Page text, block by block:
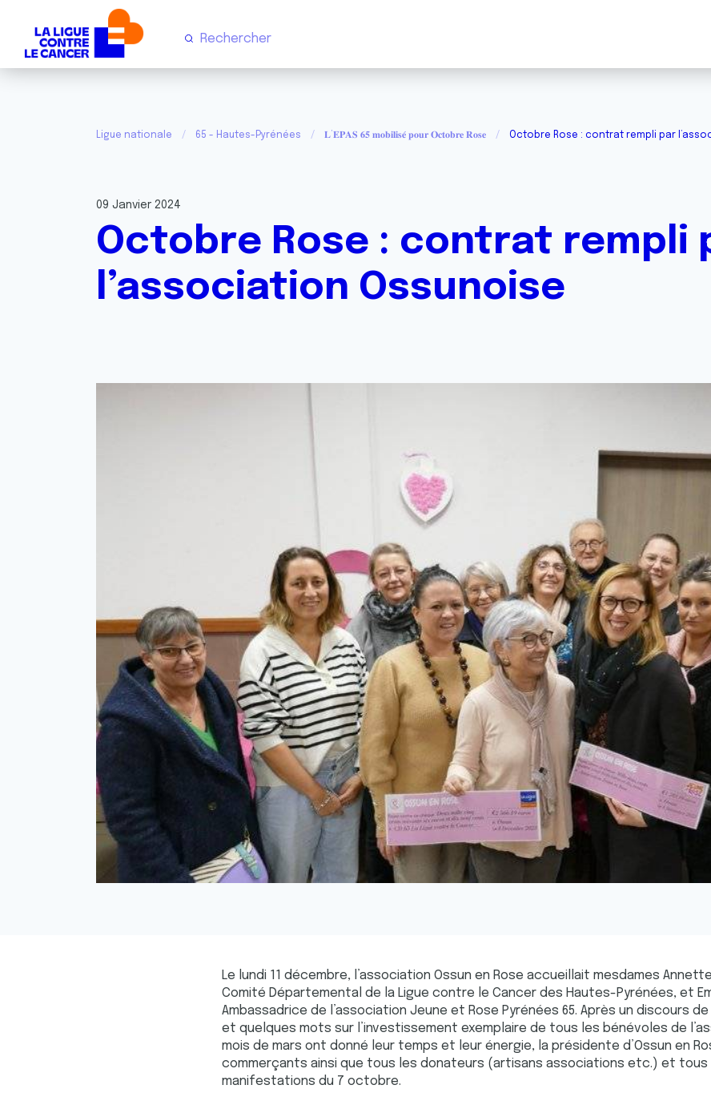
Ligue nationale 65 - Hautes-Pyrénées 𝐋’𝐄𝐏𝐀𝐒 𝟔𝟓 𝐦𝐨𝐛𝐢𝐥𝐢𝐬𝐞́ 𝐩𝐨𝐮𝐫 𝐎𝐜𝐭𝐨𝐛𝐫𝐞 𝐑𝐨𝐬𝐞 Octobre Rose : contrat rempli par
09 Janvier 2024
Octobre Rose : contrat rempli
l’association Ossunoise
Le lundi 11 décembre, l’association Ossun en Rose accueillait mesdames
Comité Départemental de la Ligue contre le Cancer des Hautes-Pyrénées, et
Ambassadrice de l’association Jeune et Rose Pyrénées 65. Après un discours
et quelques mots sur l’investissement exemplaire de tous les bénévoles de
mois de mars ont donné leur temps et leur énergie, la présidente d’Ossun en
commerçants ainsi que tous les donateurs (artisans associations etc.) et
manifestations du 7 octobre.